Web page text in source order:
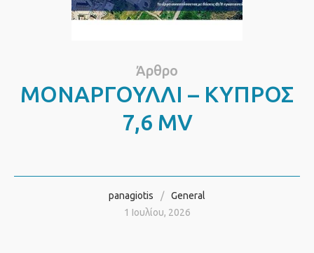
Άρθρο
ΜΟΝΑΡΓΟΥΛΛΙ – ΚΥΠΡΟΣ
7,6 MV
panagiotis
General
1 Ιουλίου, 2026